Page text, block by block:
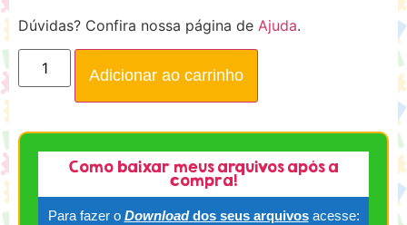
Dúvidas? Confira nossa página de Ajuda.
Adicionar ao carrinho
Como baixar meus arquivos após a
compra!
Para fazer o Downloaddos seus arquivos acesse: